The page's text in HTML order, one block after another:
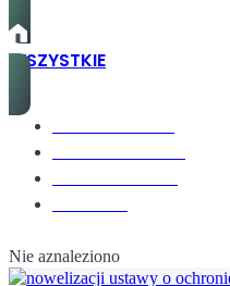
WSZYSTKIE
Nie aznaleziono